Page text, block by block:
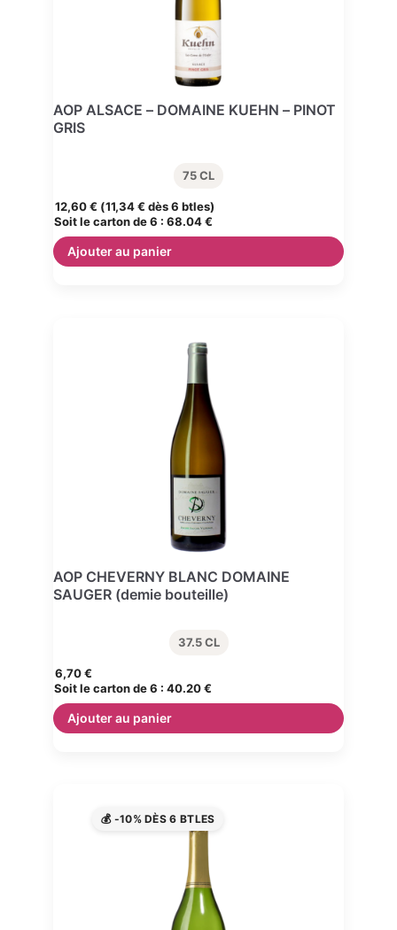
AOP ALSACE – DOMAINE KUEHN – PINOT
GRIS
75 CL
12,60€ (11,34€ dès 6 btles)
Soit le carton de 6 : 68.04 €
Ajouter au panier
AOP CHEVERNY BLANC DOMAINE
SAUGER (demie bouteille)
37.5 CL
6,70€
Soit le carton de 6 : 40.20 €
Ajouter au panier
💰 -10% DÈS 6 BTLES